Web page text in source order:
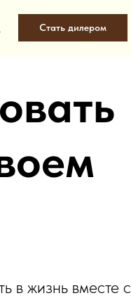
Стать дилером
в жизнь вместе с